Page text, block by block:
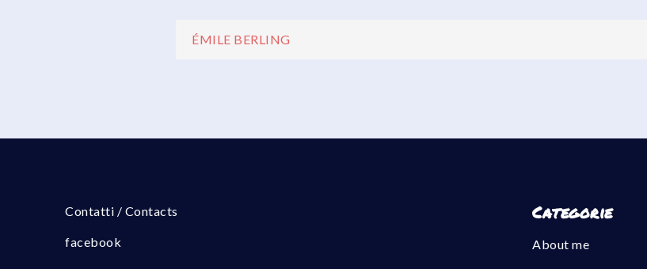
Navigazione
ÉMILE BERLING
Contatti / Contacts
facebook
Categorie
About me